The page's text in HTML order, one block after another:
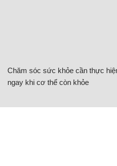
Chăm sóc sức khỏe cần thực
ngay khi cơ thể còn khỏe